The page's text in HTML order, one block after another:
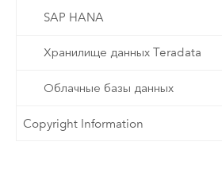
SAP HANA
Хранилище данных Teradata
Облачные базы данных
Copyright Information